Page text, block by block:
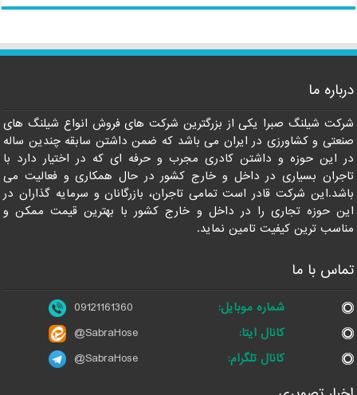
درباره ما
شرکت شیلنگ صبرا یکی از بزرگترین شرکت های فروش انواع شیلنگ های
صنعتی و کشاورزی در ایران می باشد که ضمن داشتن سابقه چندین ساله
در این حوزه و داشتن کادری مجرب و حرفه ای که در اختیار دارد با
تاجران بسیاری در داخل و خارج کشور در حال همکاری و فعالیت می
باشد.این شرکت قادر است تمامی تاجران، بازرگانان و سرمایه گذاران در
این حوزه تجاری را در داخل و خارج کشور با بهترین قیمت ممکن و
مناسب ترین کیفیت تامین نماید.
تماس با ما
شماره موبایل:
09121161360
کانال ایتا:
@SabraHose
کانال تلگرام:
@SabraHose